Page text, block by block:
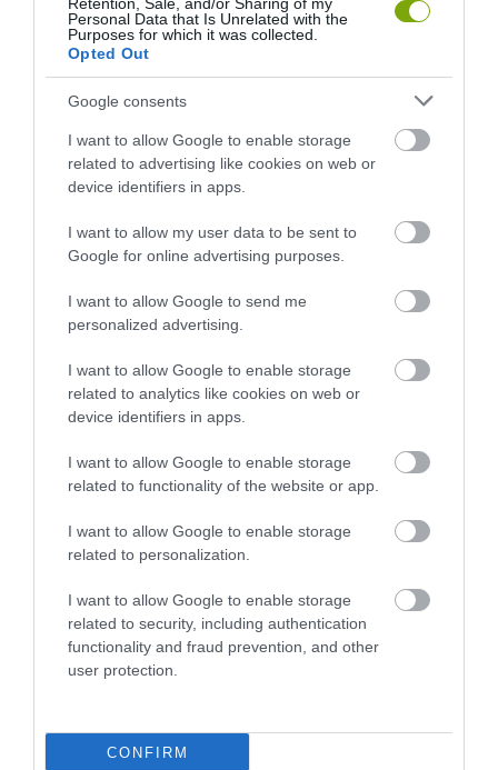
Personal Data that Is Unrelated with the
Purposes for which it was collected.
Opted Out
Google consents
I want to allow Google to enable storage
related to advertising like cookies on web or
device identifiers in apps.
I want to allow my user data to be sent to
Google for online advertising purposes.
I want to allow Google to send me
personalized advertising.
I want to allow Google to enable storage
related to analytics like cookies on web or
device identifiers in apps.
I want to allow Google to enable storage
related to functionality of the website or app.
I want to allow Google to enable storage
related to personalization.
I want to allow Google to enable storage
related to security, including authentication
functionality and fraud prevention, and other
user protection.
CONFIRM
EGY HATALMAS LÁBOSBAN MENTEK AZ ESKÜVŐJÜKRE, MERT
AZ UTCÁKAT ELÖNTÖTTE A VÍZ
KÖVETKEZŐ CIKK
HASONLÓ ÉRDEKESSÉGEK